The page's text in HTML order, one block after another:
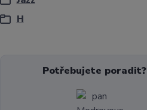
H
Potřebujete poradit?